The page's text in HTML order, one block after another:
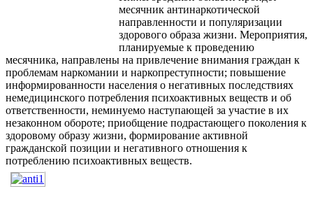
месячник антинаркотической
направленности и популяризации
здорового образа жизни. Мероприятия,
планируемые к проведению
месячника, направлены на привлечение внимания граждан к
проблемам наркомании и наркопреступности; повышение
информированности населения о негативных последствиях
немедицинского потребления психоактивных веществ и об
ответственности, неминуемо наступающей за участие в их
незаконном обороте; приобщение подрастающего поколения к
здоровому образу жизни, формирование активной
гражданской позиции и негативного отношения к
потреблению психоактивных веществ.